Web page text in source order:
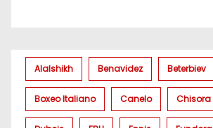
Alalshikh Benavidez Beterbiev
Boxeo Italiano Canelo Chisora